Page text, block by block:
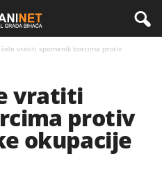
vratiti spomenik borcima protiv
vratiti
protiv
okupacije